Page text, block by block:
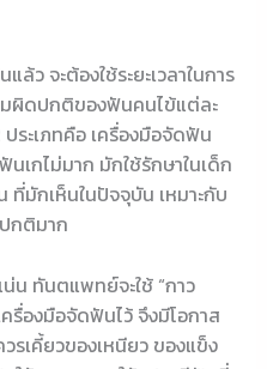
จะต้องใช้ระยะเวลาในการ
ผิดปกติของฟันคนไข้แต่ละ
ระเภทคือ เครื่องมือจัดฟัน
เกไม่มาก มักใช้รักษาในเด็ก
มักเห็นในปัจจุบัน เหมาะกับ
กติมาก
นตแพทย์จะใช้ “กาว
รื่องมือจัดฟันไว้ จึงมีโอกาส
รเคี้ยวของเหนียว ของแข็ง